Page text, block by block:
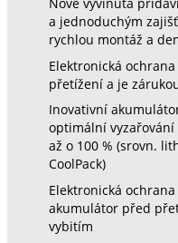
Nově vyvinutá
a jednoduchým
rychlou montáž a
Elektronická
přetížení a je
Inovativní
optimální
až o 100 % (srovn.
CoolPack)
Elektronická ochrana
akumulátor před
vybitím